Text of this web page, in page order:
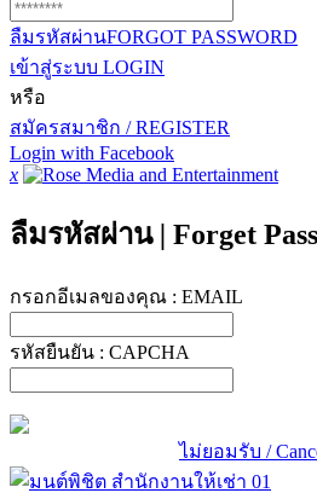
ลืมรหัสผ่านFORGOT PASSWORD
เข้าสู่ระบบ LOGIN
หรือ
สมัครสมาชิก / REGISTER
Login with Facebook
x
ลืมรหัสผ่าน | Forget
กรอกอีเมลของคุณ : EMAIL
รหัสยืนยัน : CAPCHA
ไม่ยอมรับ /